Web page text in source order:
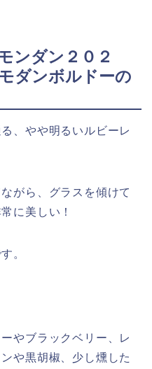
ンダン２０２
ダンボルドーの
、やや明るいルビーレ
がら、グラスを傾けて
に美しい！
。
やブラックベリー、レ
や黒胡椒、少し燻した